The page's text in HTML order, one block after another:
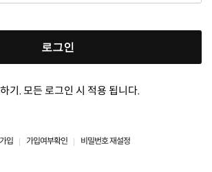
로그인
하기. 모든 로그인 시 적용 됩니다.
입 가입여부확인 비밀번호 재설정